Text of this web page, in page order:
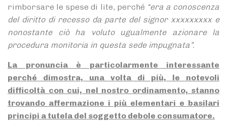
rimborsare le spese di lite, perché “era a conoscenza
del diritto di recesso da parte del signor xxxxxxxxx e
nonostante ciò ha voluto ugualmente azionare la
procedura monitoria in questa sede impugnata”.
La pronuncia è particolarmente interessante
perché dimostra, una volta di più, le notevoli
difficoltà con cui, nel nostro ordinamento, stanno
trovando affermazione i più elementari e basilari
principi a tutela del soggetto debole consumatore.